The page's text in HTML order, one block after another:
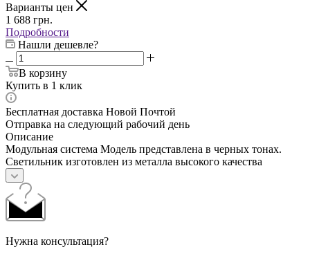
Варианты цен
1 688 грн.
Подробности
Нашли дешевле?
В корзину
Купить в 1 клик
Бесплатная доставка Новой Почтой
Отправка на следующий рабочий день
Описание
Модульная система Модель представлена в черных тонах.
Светильник изготовлен из металла высокого качества
Нужна консультация?